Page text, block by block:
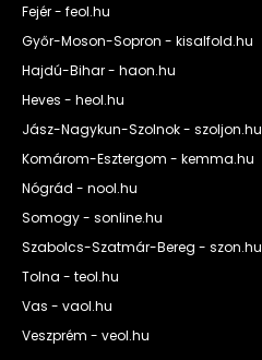
Fejér - feol.hu
Győr-Moson-Sopron - kisalfold.hu
Hajdú-Bihar - haon.hu
Heves - heol.hu
Jász-Nagykun-Szolnok - szoljon.hu
Komárom-Esztergom - kemma.hu
Nógrád - nool.hu
Somogy - sonline.hu
Szabolcs-Szatmár-Bereg - szon.hu
Tolna - teol.hu
Vas - vaol.hu
Veszprém - veol.hu